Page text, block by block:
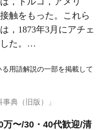
触をもった。これら
，1873年3月にアチェ
した。…
用語解説の一部を掲載して
典（旧版）」
〜/30・40代歓迎/清